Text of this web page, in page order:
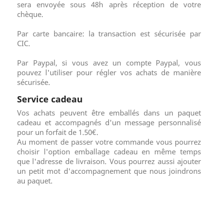
sera envoyée sous 48h après réception de votre
chèque.
Par carte bancaire: la transaction est sécurisée par
CIC.
Par Paypal, si vous avez un compte Paypal, vous
pouvez l'utiliser pour régler vos achats de manière
sécurisée.
Service cadeau
Vos achats peuvent être emballés dans un paquet
cadeau et accompagnés d'un message personnalisé
pour un forfait de 1.50€.
Au moment de passer votre commande vous pourrez
choisir l'option emballage cadeau en même temps
que l'adresse de livraison. Vous pourrez aussi ajouter
un petit mot d'accompagnement que nous joindrons
au paquet.